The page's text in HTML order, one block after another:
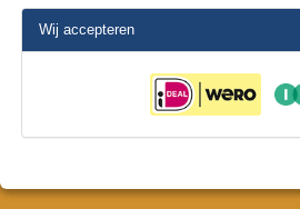
Wij accepteren